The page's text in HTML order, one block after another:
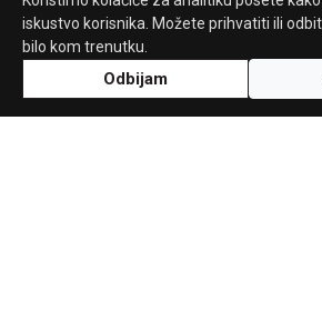
iskustvo korisnika. Možete prihvatiti ili
bilo kom trenutku.
Odbijam